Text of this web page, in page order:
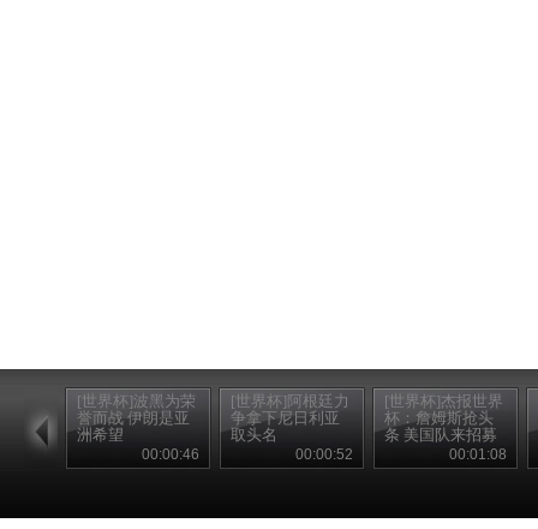
[世界杯]波黑为荣
誉而战 伊朗是亚
洲希望
00:00:46
[世界杯]阿根廷力
争拿下尼日利亚
取头名
00:00:52
[世界杯]杰报世界
杯：詹姆斯抢头
条 美国队来招募
00:01:08